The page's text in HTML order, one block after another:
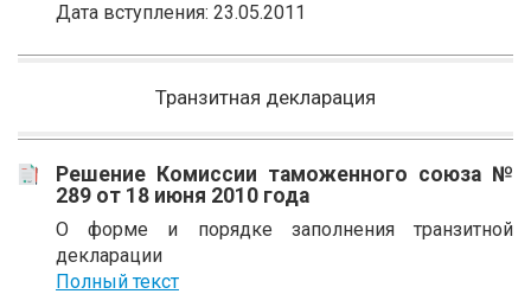
Дата вступления: 23.05.2011
Транзитная декларация
Решение Комиссии таможенного союза №
289 от 18 июня 2010 года
О форме и порядке заполнения транзитной
декларации
Полный текст